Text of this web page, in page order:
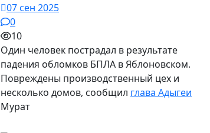
07 сен 2025
0
10
Один человек пострадал в результате
падения обломков БПЛА в Яблоновском.
Повреждены производственный цех и
несколько домов, сообщил глава Адыгеи
Мурат